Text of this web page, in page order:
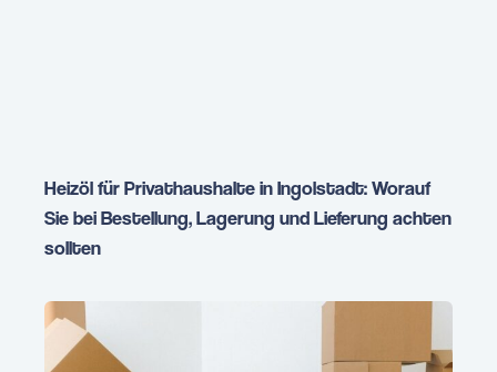
Heizöl für Privathaushalte in Ingolstadt: Worauf
Sie bei Bestellung, Lagerung und Lieferung achten
sollten